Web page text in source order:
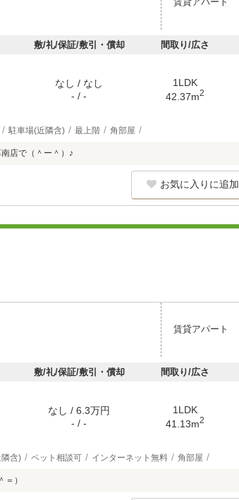
敷/礼/保証/敷引・償却 間取り/広さ
なし / なし
- / -
1LDK
42.37m2
駐車場(近隣含) 最上階 角部屋
店で（＾ー＾）♪
お気に入りに追加
賃貸アパート
敷/礼/保証/敷引・償却 間取り/広さ
なし / 6.3万円
- / -
1LDK
41.13m2
含) ペット相談可 インターネット無料 角部屋
）